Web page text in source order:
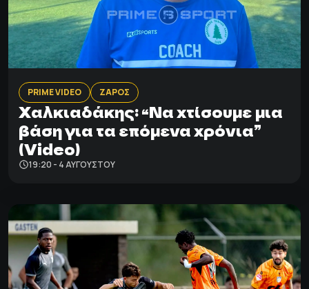
PRIME VIDEO ΖΑΡΟΣ
Χαλκιαδάκης: “Να χτίσουμε μια
βάση για τα επόμενα χρόνια”
(Video)
19:20 - 4 ΑΥΓΟΎΣΤΟΥ